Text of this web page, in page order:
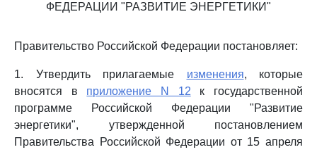
ФЕДЕРАЦИИ "РАЗВИТИЕ ЭНЕРГЕТИКИ"
Правительство Российской Федерации постановляет:
1. Утвердить прилагаемые изменения, которые
вносятся в приложение N 12 к государственной
программе Российской Федерации "Развитие
энергетики", утвержденной постановлением
Правительства Российской Федерации от 15 апреля